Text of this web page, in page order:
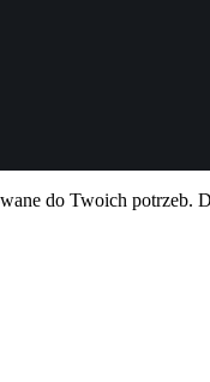
do Twoich